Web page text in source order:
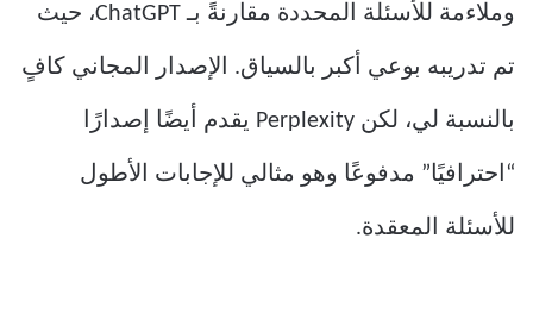
وملاءمة للأسئلة المحددة مقارنةً بـ ChatGPT، حيث
تم تدريبه بوعي أكبر بالسياق. الإصدار المجاني كافٍ
بالنسبة لي، لكن Perplexity يقدم أيضًا إصدارًا
“احترافيًا” مدفوعًا وهو مثالي للإجابات الأطول
للأسئلة المعقدة.